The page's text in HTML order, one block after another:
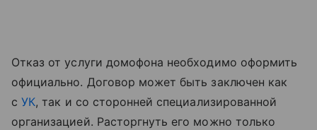
Отказ от услуги домофона необходимо оформить
официально. Договор может быть заключен как
сУК, так и со сторонней специализированной
организацией. Расторгнуть его можно только